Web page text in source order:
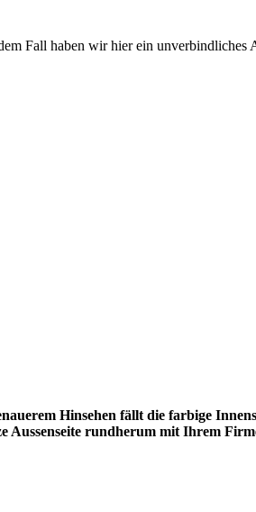
Fall haben wir hier ein unverbindliches
Hinsehen fällt die farbige
Aussenseite rundherum mit Ihrem